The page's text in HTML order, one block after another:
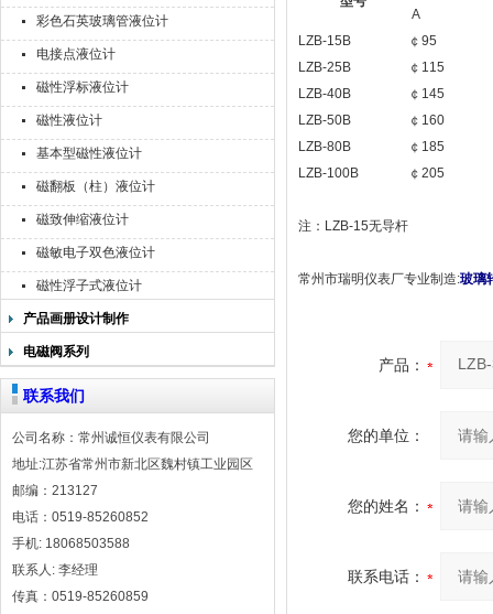
彩色石英玻璃管液位计
电接点液位计
磁性浮标液位计
磁性液位计
基本型磁性液位计
磁翻板（柱）液位计
磁致伸缩液位计
磁敏电子双色液位计
磁性浮子式液位计
产品画册设计制作
电磁阀系列
联系我们
公司名称：常州诚恒仪表有限公司
地址:江苏省常州市新北区魏村镇工业园区
邮编：213127
电话：0519-85260852
手机: 18068503588
联系人: 李经理
传真：0519-85260859
A
LZB-15B
￠95
LZB-25B
￠115
LZB-40B
￠145
LZB-50B
￠160
LZB-80B
￠185
LZB-100B
￠205
注：LZB-15无导杆
常州市瑞明仪表厂专业制造:玻璃
产品：
您的单位：
您的姓名：
联系电话：